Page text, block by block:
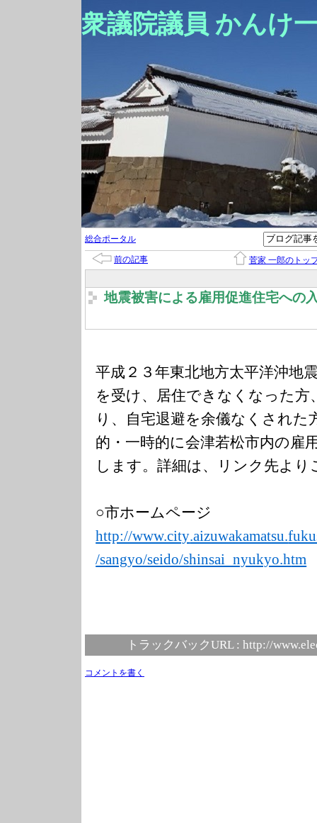
衆議院議員 かんけ
総合ポータル
前の記事 菅家 一郎のトッ
地震被害による雇用促進住宅への
平成２３年東北地方太平洋沖地
を受け、居住できなくなった方
り、自宅退避を余儀なくされた
的・一時的に会津若松市内の雇
します。詳細は、リンク先より
○市ホームページ
http://www.city.aizuwakamatsu.
/sangyo/seido/shinsai_nyukyo.htm
トラックバックURL : http://
コメントを書く